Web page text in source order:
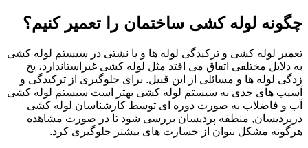
چگونه لوله کشی ساختمان را تعمیر کنیم؟
تعمیر لوله کشی و ترکیدگی لوله ها و یا نشتی در سیستم لوله کشی
به دلایل مختلفی اتفاق می افتد مثل لوله کشی غیراستاندارد، یخ
زدگی لوله ها و مسائلی از این قبیل. برای جلوگیری از ترکیدگی و
آسیب های جدی به سیستم لوله کشی بهتر است سیستم لوله کشی
آب و فاضلاب به صورت دوره ای توسط کارشناسان لوله کشی
درپردیسان, منطقه پردیسان بررسی شود تا در صورت مشاهده
هرگونه مشکل بتوان از خسارت های بیشتر جلوگیری کرد.